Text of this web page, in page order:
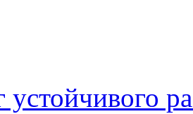
устойчивого